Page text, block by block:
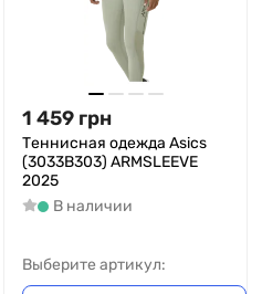
1 459 грн
Теннисная одежда Asics
(3033B303) ARMSLEEVE
2025
В наличии
Выберите артикул: